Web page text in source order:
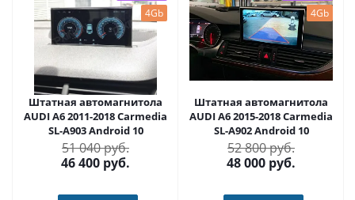
4Gb
Штатная автомагнитола
AUDI A6 2011-2018 Carmedia
SL-A903 Android 10
51 040 руб.
46 400 руб.
4Gb
Штатная автомагнитола
AUDI A6 2015-2018 Carmedia
SL-A902 Android 10
52 800 руб.
48 000 руб.